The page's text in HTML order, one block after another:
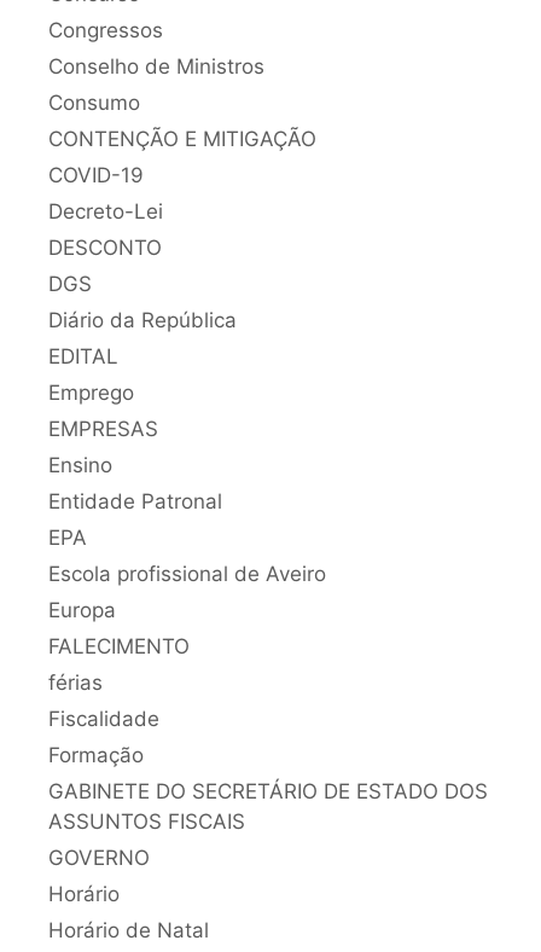
Congressos
Conselho de Ministros
Consumo
CONTENÇÃO E MITIGAÇÃO
COVID-19
Decreto-Lei
DESCONTO
DGS
Diário da República
EDITAL
Emprego
EMPRESAS
Ensino
Entidade Patronal
EPA
Escola profissional de Aveiro
Europa
FALECIMENTO
férias
Fiscalidade
Formação
GABINETE DO SECRETÁRIO DE ESTADO DOS
ASSUNTOS FISCAIS
GOVERNO
Horário
Horário de Natal